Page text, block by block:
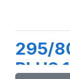
295/
PLUS